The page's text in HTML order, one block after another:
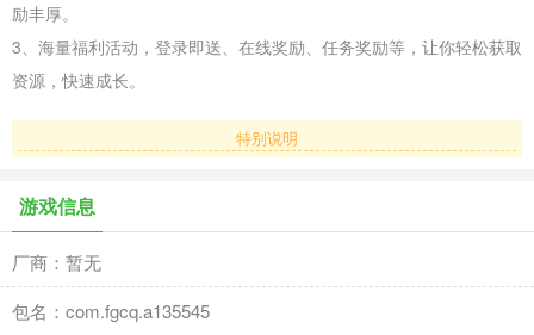
励丰厚。
3、海量福利活动，登录即送、在线奖励、任务奖励等，让你轻松获取
资源，快速成长。
特别说明
游戏信息
厂商：暂无
包名：com.fgcq.a135545